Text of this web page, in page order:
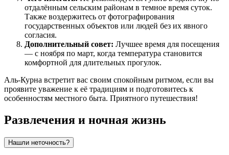
отдалённым сельским районам в темное время суток.
Также воздержитесь от фотографирования
государственных объектов или людей без их явного
согласия.
Дополнительный совет: Лучшее время для посещения
— с ноября по март, когда температура становится
комфортной для длительных прогулок.
Аль-Курна встретит вас своим спокойным ритмом, если вы
проявите уважение к её традициям и подготовитесь к
особенностям местного быта. Приятного путешествия!
Развлечения и ночная жизнь
Нашли неточность?